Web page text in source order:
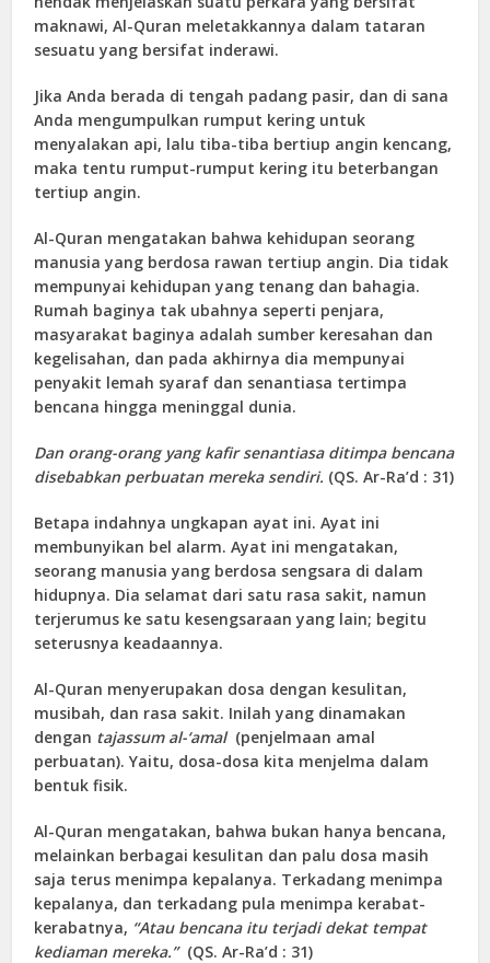
maknawi, Al-Quran meletakkannya dalam tataran
sesuatu yang bersifat inderawi.
Jika Anda berada di tengah padang pasir, dan di sana
Anda mengumpulkan rumput kering untuk
menyalakan api, lalu tiba-tiba bertiup angin kencang,
maka tentu rumput-rumput kering itu beterbangan
tertiup angin.
Al-Quran mengatakan bahwa kehidupan seorang
manusia yang berdosa rawan tertiup angin. Dia tidak
mempunyai kehidupan yang tenang dan bahagia.
Rumah baginya tak ubahnya seperti penjara,
masyarakat baginya adalah sumber keresahan dan
kegelisahan, dan pada akhirnya dia mempunyai
penyakit lemah syaraf dan senantiasa tertimpa
bencana hingga meninggal dunia.
Dan orang-orang yang kafir senantiasa ditimpa bencana
disebabkan perbuatan mereka sendiri. (QS. Ar-Ra’d : 31)
Betapa indahnya ungkapan ayat ini. Ayat ini
membunyikan bel alarm. Ayat ini mengatakan,
seorang manusia yang berdosa sengsara di dalam
hidupnya. Dia selamat dari satu rasa sakit, namun
terjerumus ke satu kesengsaraan yang lain; begitu
seterusnya keadaannya.
Al-Quran menyerupakan dosa dengan kesulitan,
musibah, dan rasa sakit. Inilah yang dinamakan
dengan tajassum al-‘amal (penjelmaan amal
perbuatan). Yaitu, dosa-dosa kita menjelma dalam
bentuk fisik.
Al-Quran mengatakan, bahwa bukan hanya bencana,
melainkan berbagai kesulitan dan palu dosa masih
saja terus menimpa kepalanya. Terkadang menimpa
kepalanya, dan terkadang pula menimpa kerabat-
kerabatnya, “Atau bencana itu terjadi dekat tempat
kediaman mereka.” (QS. Ar-Ra’d : 31)